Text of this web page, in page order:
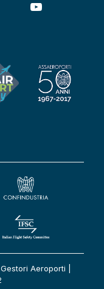
Aeroporti |